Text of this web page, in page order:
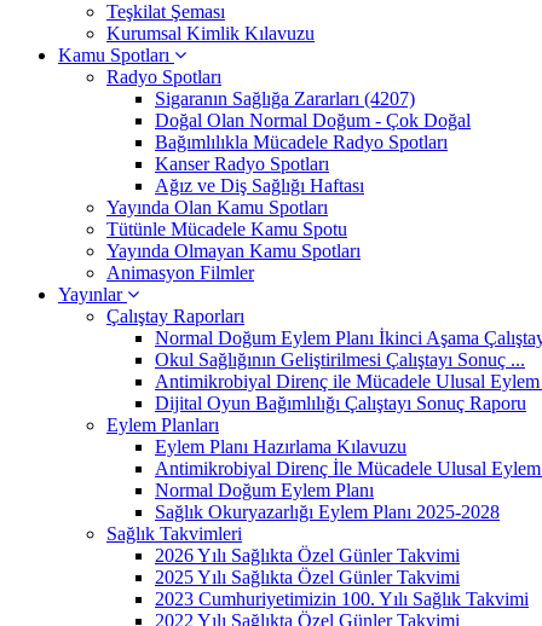
Teşkilat Şeması
Kurumsal Kimlik Kılavuzu
Kamu Spotları
Radyo Spotları
Sigaranın Sağlığa Zararları (4207)
Doğal Olan Normal Doğum - Çok Doğal
Bağımlılıkla Mücadele Radyo Spotları
Kanser Radyo Spotları
Ağız ve Diş Sağlığı Haftası
Yayında Olan Kamu Spotları
Tütünle Mücadele Kamu Spotu
Yayında Olmayan Kamu Spotları
Animasyon Filmler
Yayınlar
Çalıştay Raporları
Normal Doğum Eylem Planı İkinci Aşama
Okul Sağlığının Geliştirilmesi Çalıştayı Sonuç ...
Antimikrobiyal Direnç ile Mücadele Ulusal Eylem
Dijital Oyun Bağımlılığı Çalıştayı Sonuç Raporu
Eylem Planları
Eylem Planı Hazırlama Kılavuzu
Antimikrobiyal Direnç İle Mücadele Ulusal
Normal Doğum Eylem Planı
Sağlık Okuryazarlığı Eylem Planı 2025-2028
Sağlık Takvimleri
2026 Yılı Sağlıkta Özel Günler Takvimi
2025 Yılı Sağlıkta Özel Günler Takvimi
2023 Cumhuriyetimizin 100. Yılı Sağlık Takvimi
2022 Yılı Sağlıkta Özel Günler Takvimi